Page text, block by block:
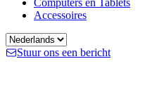
Accessoires
Stuur ons een bericht